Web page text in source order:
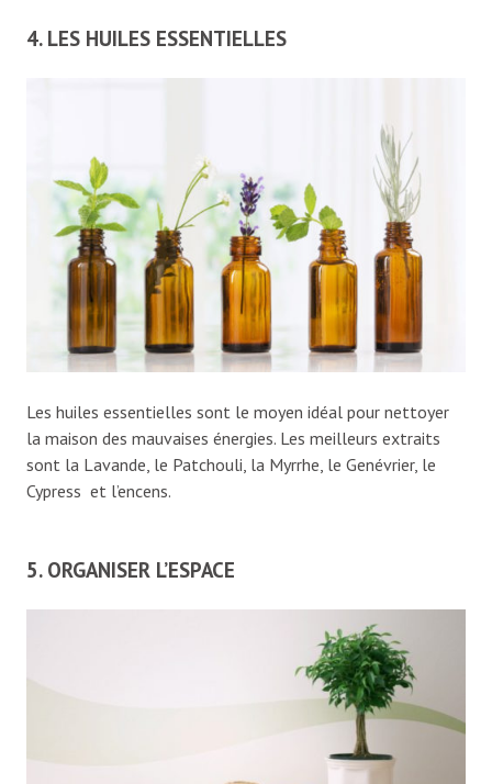
4. LES HUILES ESSENTIELLES
Les huiles essentielles sont le moyen idéal pour nettoyer
la maison des mauvaises énergies. Les meilleurs extraits
sont la Lavande, le Patchouli, la Myrrhe, le Genévrier, le
Cypress et l’encens.
5. ORGANISER L’ESPACE